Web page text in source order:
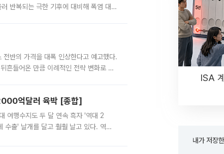
반복되는 극한 기후에 대비해 폭염 대응
반의 가격을 대폭 인상한다고 예고했다.
흔들어온 만큼 이례적인 전략 변화로 평
억달러 육박 [종합]
여행수지도 두 달 연속 흑자 '역대 2
수출' 날개를 달고 훨훨 날고 있다. 역대
ISA
내가 저장